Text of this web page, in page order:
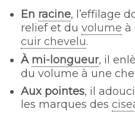
En racine, l’effilage
relief et du volume à
cuir chevelu.
À mi-longueur, il
du volume à une
Aux pointes, il
les marques des